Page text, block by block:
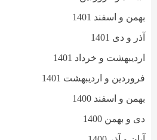
بهمن و اسفند 1401
آذر و دی 1401
اردیبهشت و خرداد 1401
فروردین و اردیبهشت 1401
بهمن و اسفند 1400
دی و بهمن 1400